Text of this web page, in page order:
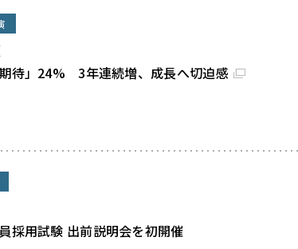
待」24% 3年連続増、成長へ切迫感
用試験 出前説明会を初開催